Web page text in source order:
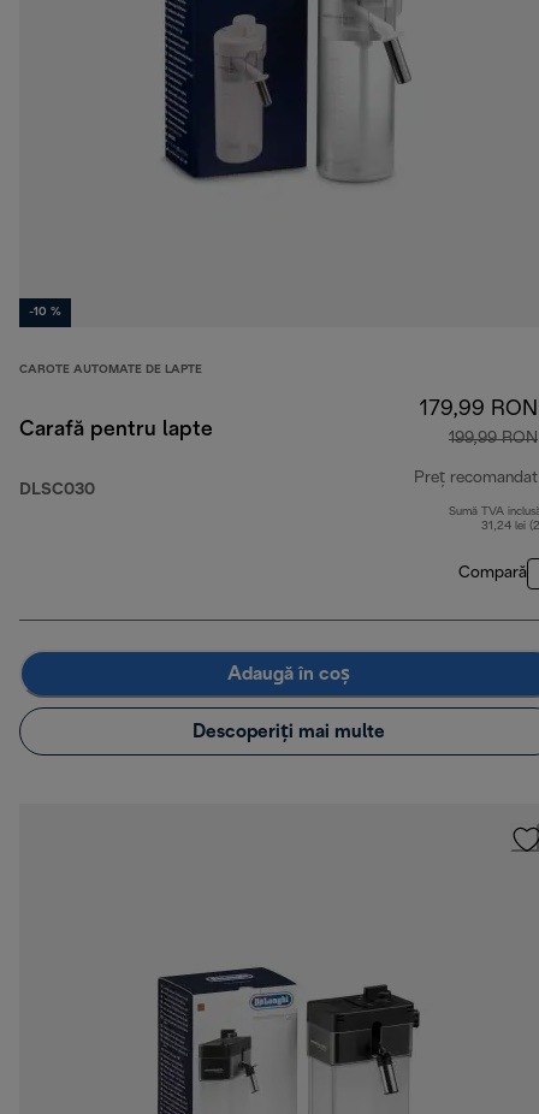
-10 %
CAROTE AUTOMATE DE LAPTE
Carafă pentru lapte
DLSC030
179,99 RON
199,99 RON
Preț recomandat
Sumă TVA
31,24 lei
Compară
Adaugă în coș
Descoperiți mai multe